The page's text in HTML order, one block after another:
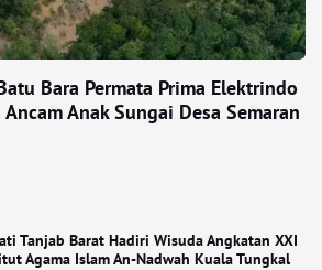
Tanjab Barat Hadiri Wisuda Angkatan XXI
Agama Islam An-Nadwah Kuala Tungkal
Bara Permata Prima Elektrindo
Anak Sungai Desa Semaran